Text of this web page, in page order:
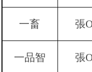
一畜 張
一品智 張